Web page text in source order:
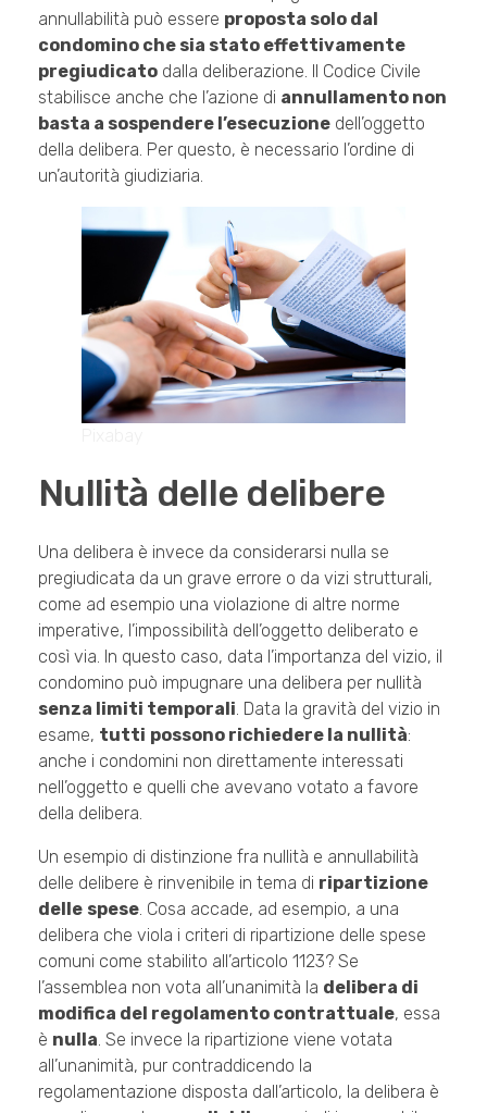
annullabilità può essere proposta solo dal
condomino che sia stato effettivamente
pregiudicato dalla deliberazione. Il Codice Civile
stabilisce anche che l’azione di annullamento non
basta a sospendere l’esecuzione dell’oggetto
della delibera. Per questo, è necessario l’ordine di
un’autorità giudiziaria.
Nullità delle delibere
Una delibera è invece da considerarsi nulla se
pregiudicata da un grave errore o da vizi strutturali,
come ad esempio una violazione di altre norme
imperative, l’impossibilità dell’oggetto deliberato e
così via. In questo caso, data l’importanza del vizio, il
condomino può impugnare una delibera per nullità
senza limiti temporali . Data la gravità del vizio in
esame, tutti possono richiedere la nullità:
anche i condomini non direttamente interessati
nell’oggetto e quelli che avevano votato a favore
della delibera.
Un esempio di distinzione fra nullità e annullabilità
delle delibere è rinvenibile in tema di ripartizione
delle spese . Cosa accade, ad esempio, a una
delibera che viola i criteri di ripartizione delle spese
comuni come stabilito all’articolo 1123? Se
l’assemblea non vota all’unanimità la delibera di
modifica del regolamento contrattuale, essa
è nulla . Se invece la ripartizione viene votata
all’unanimità, pur contraddicendo la
regolamentazione disposta dall’articolo, la delibera è